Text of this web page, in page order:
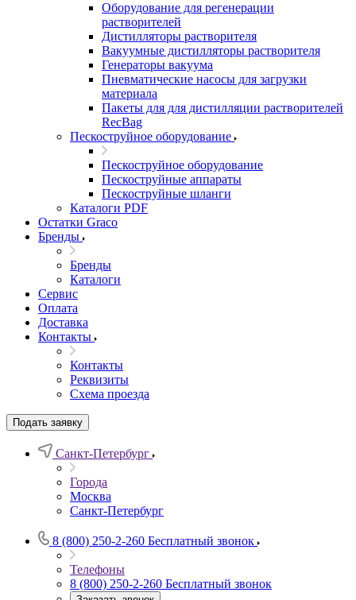
Оборудование для регенерации
растворителей
Дистилляторы растворителя
Вакуумные дистилляторы растворителя
Генераторы вакуума
Пневматические насосы для загрузки
материала
Пакеты для для дистилляции растворителей
RecBag
Пескоструйное оборудование
Пескоструйное оборудование
Пескоструйные аппараты
Пескоструйные шланги
Каталоги PDF
Остатки Graco
Бренды
Бренды
Каталоги
Сервис
Оплата
Доставка
Контакты
Контакты
Реквизиты
Схема проезда
Подать заявку
Санкт-Петербург
Города
Москва
Санкт-Петербург
8 (800) 250-2-260 Бесплатный звонок
Телефоны
8 (800) 250-2-260 Бесплатный звонок